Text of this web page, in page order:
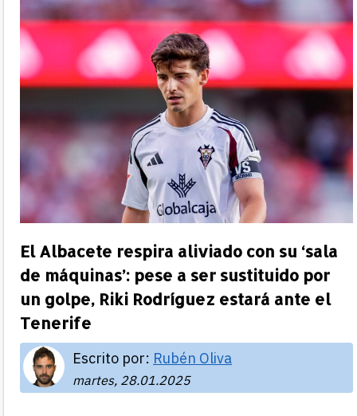
El Albacete respira aliviado con su ‘sala
de máquinas’: pese a ser sustituido por
un golpe, Riki Rodríguez estará ante el
Tenerife
Escrito por: Rubén Oliva
martes, 28.01.2025